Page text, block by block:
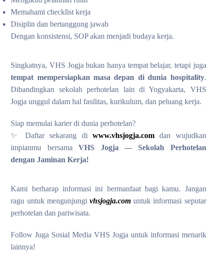
Memahami checklist kerja
Disiplin dan bertanggung jawab
Dengan konsistensi, SOP akan menjadi budaya kerja.
Singkatnya, VHS Jogja bukan hanya tempat belajar, tetapi juga
tempat mempersiapkan masa depan di dunia hospitality.
Dibandingkan sekolah perhotelan lain di Yogyakarta, VHS
Jogja unggul dalam hal fasilitas, kurikulum, dan peluang kerja.
Siap memulai karier di dunia perhotelan?
✨ Daftar sekarang di www.vhsjogja.comdan wujudkan
impianmu bersamaVHS Jogja — Sekolah Perhotelan
dengan Jaminan Kerja!
Kami berharap informasi ini bermanfaat bagi kamu. Jangan
ragu untuk mengunjungi vhsjogja.com untuk informasi seputar
perhotelan dan pariwisata.
Follow Juga Sosial Media VHS Jogja untuk informasi menarik
lainnya!